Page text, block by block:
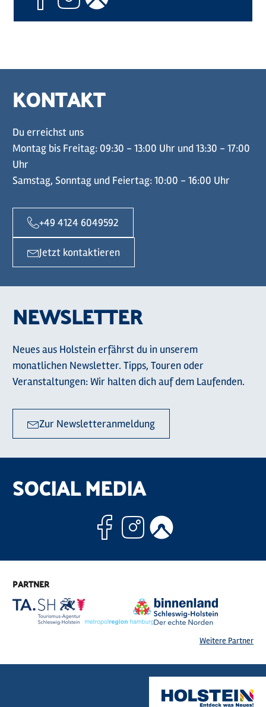
KONTAKT
Du erreichst uns
Montag bis Freitag: 09:30 - 13:00 Uhr und 13:30 - 17:00
Uhr
Samstag, Sonntag und Feiertag: 10:00 - 16:00 Uhr
+49 4124 6049592
Jetzt kontaktieren
NEWSLETTER
Neues aus Holstein erfährst du in unserem
monatlichen Newsletter. Tipps, Touren oder
Veranstaltungen: Wir halten dich auf dem Laufenden.
Zur Newsletteranmeldung
SOCIAL MEDIA
Facebook
Instagram
PARTNER
Weitere Partner